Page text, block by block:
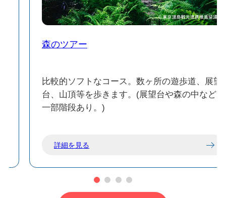
森のツアー
比較的ソフトなコース。数ヶ所の遊歩道、展望
台、山頂等を歩きます。(展望台や森の中など
一部階段あり。)
詳細を見る